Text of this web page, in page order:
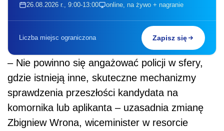
26.08.2026 r., 9:00-13:00 online, na żywo + nagranie
Liczba miejsc ograniczona Zapisz się
– Nie powinno się angażować policji w sfery,
gdzie istnieją inne, skuteczne mechanizmy
sprawdzenia przeszłości kandydata na
komornika lub aplikanta – uzasadnia zmianę
Zbigniew Wrona, wiceminister w resorcie